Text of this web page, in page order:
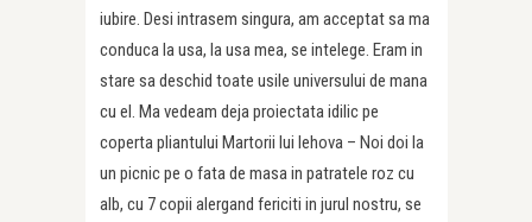
iubire. Desi intrasem singura, am acceptat sa ma
conduca la usa, la usa mea, se intelege. Eram in
stare sa deschid toate usile universului de mana
cu el. Ma vedeam deja proiectata idilic pe
coperta pliantului Martorii lui Iehova – Noi doi la
un picnic pe o fata de masa in patratele roz cu
alb, cu 7 copii alergand fericiti in jurul nostru, se